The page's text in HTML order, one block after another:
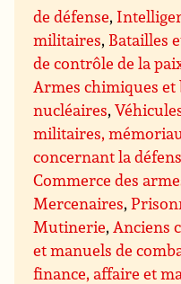
de défense,
militaires, Batailles
de contrôle de la
Armes chimiques et
nucléaires,
militaires,
concernant la
Commerce des
Mercenaires,
Mutinerie,Anciens
et manuels de
finance, affaire et